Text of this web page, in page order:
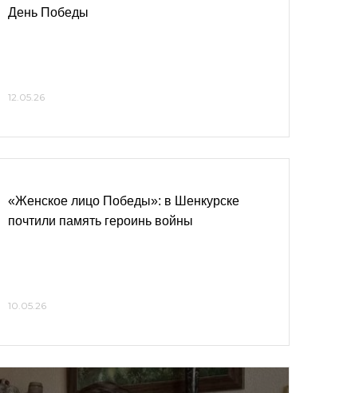
День Победы
12.05.26
«Женское лицо Победы»: в Шенкурске
почтили память героинь войны
10.05.26